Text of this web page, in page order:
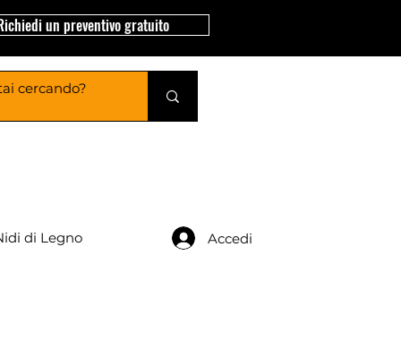
un preventivo gratuito
di Legno Accedi